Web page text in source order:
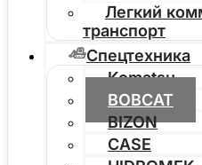
Легкий
транспорт
Спецтехника
Komatsu
BOBCAT
BIZON
CASE